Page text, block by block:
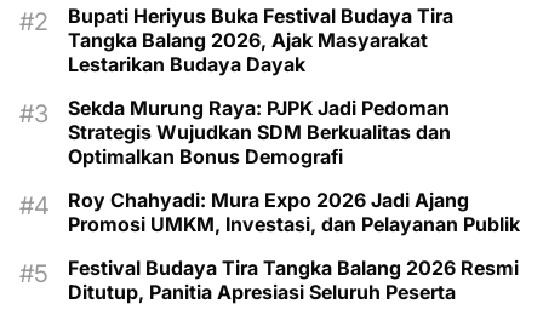
Bupati Heriyus Buka Festival Budaya Tira
Tangka Balang 2026, Ajak Masyarakat
Lestarikan Budaya Dayak
Sekda Murung Raya: PJPK Jadi Pedoman
Strategis Wujudkan SDM Berkualitas dan
Optimalkan Bonus Demografi
Roy Chahyadi: Mura Expo 2026 Jadi Ajang
Promosi UMKM, Investasi, dan Pelayanan Publik
Festival Budaya Tira Tangka Balang 2026 Resmi
Ditutup, Panitia Apresiasi Seluruh Peserta